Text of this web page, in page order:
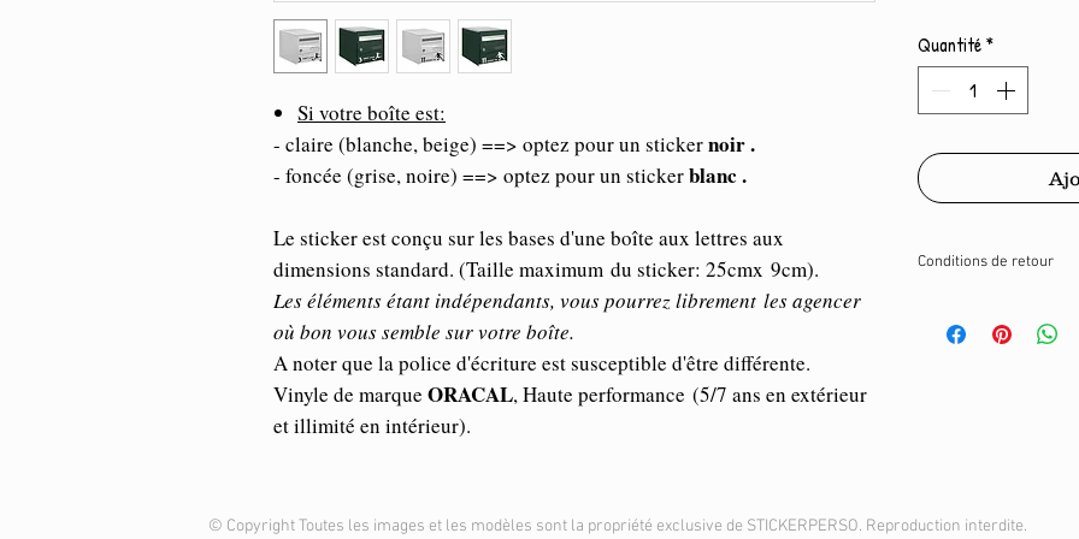
Si votre boîte est:
- claire (blanche, beige) ==> optez pour un stickernoir .
- foncée (grise, noire) ==> optez pour un stickerblanc .
Le sticker est conçu sur les bases d'une boîte aux lettres aux
dimensions standard. (Taille maximum du sticker: 25cmx 9cm).
Les éléments étant indépendants, vous pourrez librement les agencer
où bon vous semble sur votre boîte.
A noter que la police d'écriture est susceptible d'être différente.
Vinyle de marque ORACAL, Haute performance (5/7 ans en extérieur
et illimité en intérieur).
Quantité*
Conditions de retour
Consommation, le
© Copyright Toutes les images et les modèles sont la propriété exclusive de STICKERPERSO. Reproduction interdite.